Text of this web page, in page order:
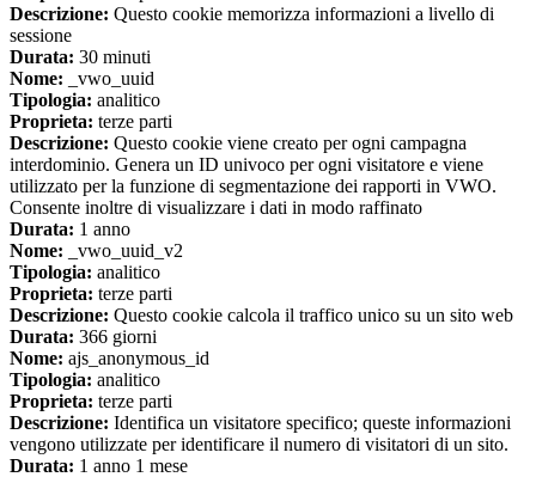
Descrizione: Questo cookie memorizza informazioni a livello di
sessione
Durata: 30 minuti
Nome: _vwo_uuid
Tipologia: analitico
Proprieta: terze parti
Descrizione: Questo cookie viene creato per ogni campagna
interdominio. Genera un ID univoco per ogni visitatore e viene
utilizzato per la funzione di segmentazione dei rapporti in VWO.
Consente inoltre di visualizzare i dati in modo raffinato
Durata: 1 anno
Nome: _vwo_uuid_v2
Tipologia: analitico
Proprieta: terze parti
Descrizione: Questo cookie calcola il traffico unico su un sito web
Durata: 366 giorni
Nome: ajs_anonymous_id
Tipologia: analitico
Proprieta: terze parti
Descrizione: Identifica un visitatore specifico; queste informazioni
vengono utilizzate per identificare il numero di visitatori di un sito.
Durata: 1 anno 1 mese